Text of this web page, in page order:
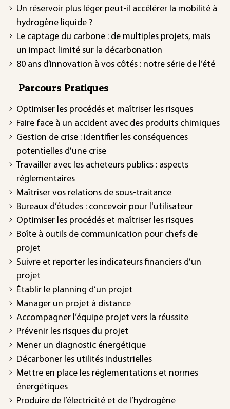
Un réservoir plus léger peut-il accélérer la mobilité à
hydrogène liquide ?
Le captage du carbone : de multiples projets, mais
un impact limité sur la décarbonation
80 ans d’innovation à vos côtés : notre série de l’été
Parcours Pratiques
Optimiser les procédés et maîtriser les risques
Faire face à un accident avec des produits chimiques
Gestion de crise : identifier les conséquences
potentielles d’une crise
Travailler avec les acheteurs publics : aspects
réglementaires
Maîtriser vos relations de sous-traitance
Bureaux d’études : concevoir pour l'utilisateur
Optimiser les procédés et maîtriser les risques
Boîte à outils de communication pour chefs de
projet
Suivre et reporter les indicateurs financiers d’un
projet
Établir le planning d’un projet
Manager un projet à distance
Accompagner l’équipe projet vers la réussite
Prévenir les risques du projet
Mener un diagnostic énergétique
Décarboner les utilités industrielles
Mettre en place les réglementations et normes
énergétiques
Produire de l’électricité et de l’hydrogène